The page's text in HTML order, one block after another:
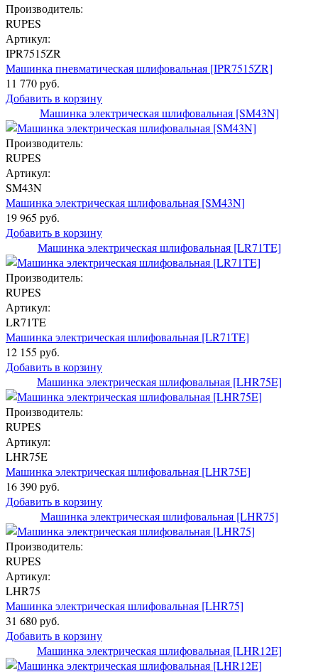
Производитель:
RUPES
Артикул:
IPR7515ZR
Машинка пневматическая шлифовальная [IPR7515ZR]
11 770 руб.
Добавить в корзину
Машинка электрическая шлифовальная [SM43N]
Производитель:
RUPES
Артикул:
SM43N
Машинка электрическая шлифовальная [SM43N]
19 965 руб.
Добавить в корзину
Машинка электрическая шлифовальная [LR71TE]
Производитель:
RUPES
Артикул:
LR71TE
Машинка электрическая шлифовальная [LR71TE]
12 155 руб.
Добавить в корзину
Машинка электрическая шлифовальная [LHR75E]
Производитель:
RUPES
Артикул:
LHR75E
Машинка электрическая шлифовальная [LHR75E]
16 390 руб.
Добавить в корзину
Машинка электрическая шлифовальная [LHR75]
Производитель:
RUPES
Артикул:
LHR75
Машинка электрическая шлифовальная [LHR75]
31 680 руб.
Добавить в корзину
Машинка электрическая шлифовальная [LHR12E]